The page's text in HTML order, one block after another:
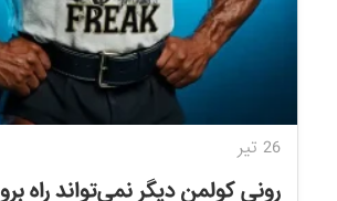
26 تیر
رونی کولمن دیگر نمی‌تواند راه